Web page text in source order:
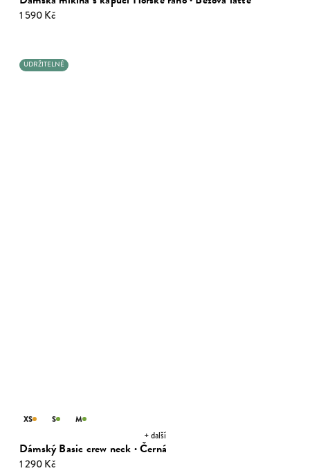
1 590 Kč
UDRŽITELNÉ
Dámský Basic crew neck · Černá
1 290 Kč
XS S M
+ další